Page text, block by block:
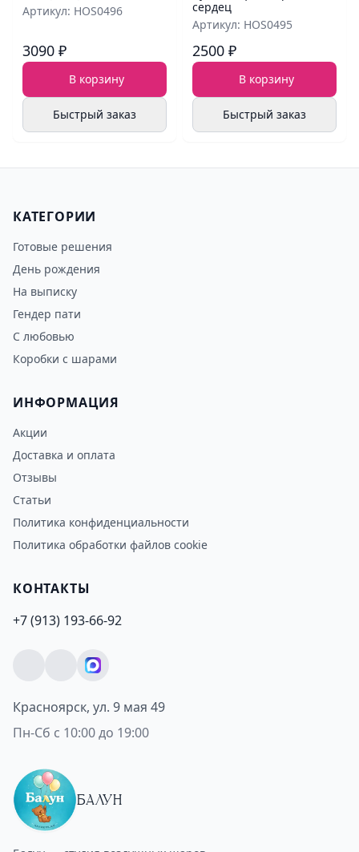
Артикул: HOS0496
3090 ₽
В корзину
Быстрый заказ
сердец
Артикул: HOS0495
2500 ₽
В корзину
Быстрый заказ
КАТЕГОРИИ
Готовые решения
День рождения
На выписку
Гендер пати
С любовью
Коробки с шарами
ИНФОРМАЦИЯ
Акции
Доставка и оплата
Отзывы
Статьи
Политика конфиденциальности
Политика обработки файлов cookie
КОНТАКТЫ
+7 (913) 193-66-92
Красноярск, ул. 9 мая 49
Пн-Сб с 10:00 до 19:00
БАЛУН